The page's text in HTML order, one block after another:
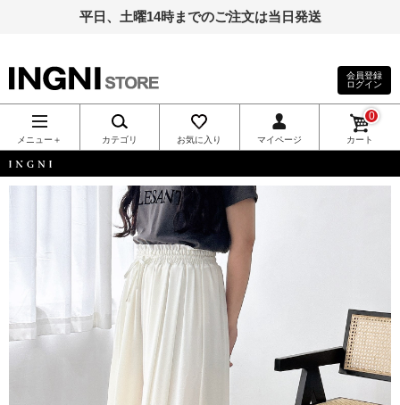
平日、土曜14時までのご注文は当日発送
INGNI（イン
グ）公式通
販｜INGNI
会員登録
ログイン
メニュー＋ カテゴリ お気に入り マイページ カート
0
INGNI